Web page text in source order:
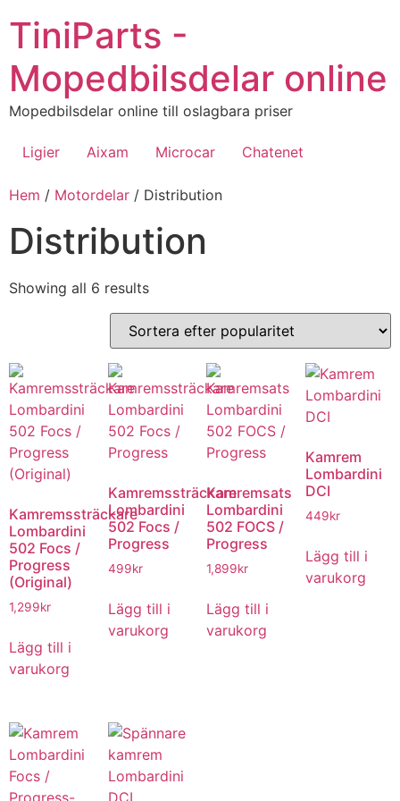
till
innehåll
TiniParts -
Mopedbilsdelar online
Mopedbilsdelar online till oslagbara priser
Ligier Aixam Microcar Chatenet
Hem / Motordelar / Distribution
Distribution
Showing all 6 resultsSorted
by
popularity
Kamremssträckare
Lombardini
502 Focs /
Progress
(Original)
1,299kr
Lägg till i
varukorg
Kamremssträckare
Lombardini
502 Focs /
Progress
499kr
Lägg till i
varukorg
Kamremsats
Lombardini
502 FOCS /
Progress
1,899kr
Lägg till i
varukorg
Kamrem
Lombardini
DCI
449kr
Lägg till i
varukorg